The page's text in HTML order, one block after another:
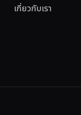
เกี่ยวกับเรา